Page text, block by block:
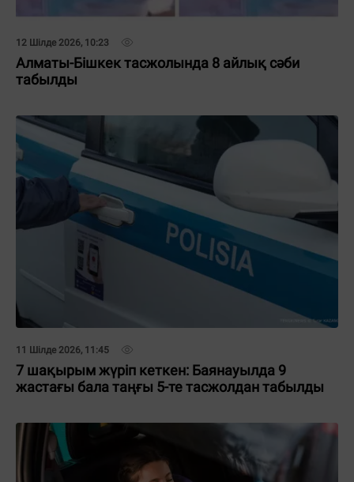
12 Шілде 2026, 10:23
Алматы-Бішкек тасжолында 8 айлық сәби
табылды
11 Шілде 2026, 11:45
7 шақырым жүріп кеткен: Баянауылда 9
жастағы бала таңғы 5-те тасжолдан табылды